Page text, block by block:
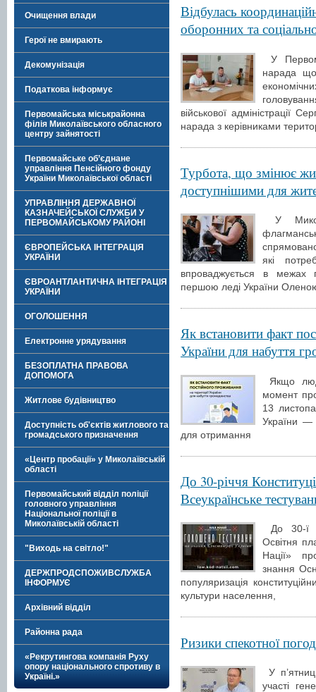
Очищення влади
Герої не вмирають
Декомунізація
Податкова інформує
Первомайська міськрайонна
філія Миколаївського обласного
центру зайнятості
Первомайське об’єднане
управління Пенсійного фонду
України Миколаївської області
УПРАВЛІННЯ ДЕРЖАВНОЇ
КАЗНАЧЕЙСЬКОЇ СЛУЖБИ У
ПЕРВОМАЙСЬКОМУ РАЙОНІ
ЄВРОПЕЙСЬКА ІНТЕГРАЦІЯ
УКРАЇНИ
ЄВРОАНТЛАНТИЧНА ІНТЕГРАЦІЯ
УКРАЇНИ
ОГОЛОШЕННЯ
Електронне урядування
БЕЗОПЛАТНА ПРАВОВА
ДОПОМОГА
Житлове будівництво
Доступність об'єктів житлового та
громадського призначення
«Центр пробації» у Миколаївській
області
Первомайський відділ поліції
головного управління
Національної поліції в
Миколаївській області
"Виходь на світло!"
ДЕРЖПРОДСПОЖИВСЛУЖБА
ІНФОРМУЄ
Архівний відділ
Районна рада
«Рекрутингова компанія Руху
опору національного спротиву в
Україні.»
Відбулась
оборонних та
У
нарада
військової адміністрації
нарада з керівниками
Турбота, що змінює
доступнішими для
У
які
впроваджується в межах
першою леді України
Як встановити факт
України для набуття
Якщо
момент
13
України —
для отримання
До 30-річчя
Всеукраїнське
До 30-ї
Освітня
Нації»
знання
популяризація
культури населення,
Ризики спекотної
У
участі